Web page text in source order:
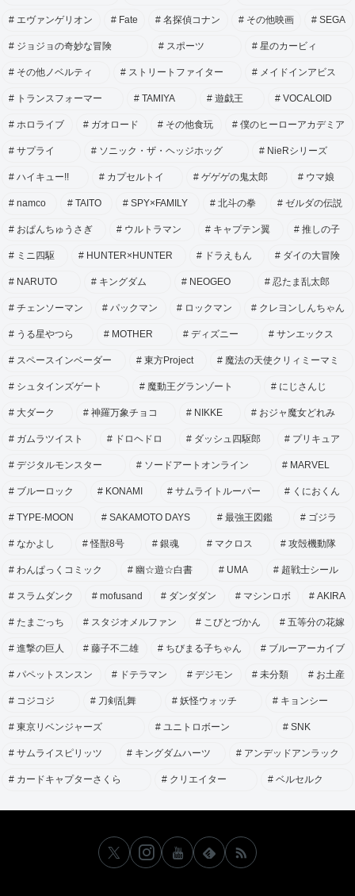
エヴァンゲリオン Fate 名探偵コナン その他映画 SEGA
ジョジョの奇妙な冒険 スポーツ 星のカービィ
その他ノベルティ ストリートファイター メイドインアビス
トランスフォーマー TAMIYA 遊戯王 VOCALOID
ホロライブ ガオロード その他食玩 僕のヒーローアカデミア
サプライ ソニック・ザ・ヘッジホッグ NieRシリーズ
ハイキュー!! カプセルトイ ゲゲゲの鬼太郎 ウマ娘
namco TAITO SPY×FAMILY 北斗の拳 ゼルダの伝説
おぱんちゅうさぎ ウルトラマン キャプテン翼 推しの子
ミニ四駆 HUNTER×HUNTER ドラえもん ダイの大冒険
NARUTO キングダム NEOGEO 忍たま乱太郎
チェンソーマン パックマン ロックマン クレヨンしんちゃん
うる星やつら MOTHER ディズニー サンエックス
スペースインベーダー 東方Project 魔法の天使クリィミーマミ
シュタインズゲート 魔動王グランゾート にじさんじ
大ダーク 神羅万象チョコ NIKKE おジャ魔女どれみ
ガムラツイスト ドロヘドロ ダッシュ四駆郎 プリキュア
デジタルモンスター ソードアートオンライン MARVEL
ブルーロック KONAMI サムライトルーパー くにおくん
TYPE-MOON SAKAMOTO DAYS 最強王図鑑 ゴジラ
なかよし 怪獣8号 銀魂 マクロス 攻殻機動隊
わんぱっくコミック 幽☆遊☆白書 UMA 超戦士シール
スラムダンク mofusand ダンダダン マシンロボ AKIRA
たまごっち スタジオメルファン こびとづかん 五等分の花嫁
進撃の巨人 藤子不二雄 ちびまる子ちゃん ブルーアーカイブ
パペットスンスン ドテラマン デジモン 未分類 お土産
コジコジ 刀剣乱舞 妖怪ウォッチ キョンシー
東京リベンジャーズ ユニトロボーン SNK
サムライスピリッツ キングダムハーツ アンデッドアンラック
カードキャプターさくら クリエイター ベルセルク